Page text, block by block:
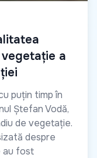
vegetație a
puțin timp în
Ștefan Vodă,
de vegetație.
despre
au fost